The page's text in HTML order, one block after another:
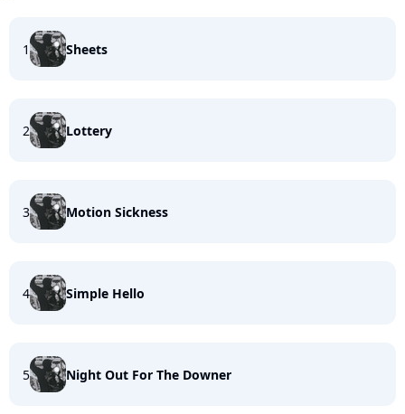
1 Sheets
2 Lottery
3 Motion Sickness
4 Simple Hello
5 Night Out For The Downer